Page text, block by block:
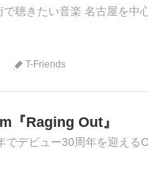
聴きたい音楽 名古屋を
T-Friends
『Raging Out』
デビュー30周年を迎え